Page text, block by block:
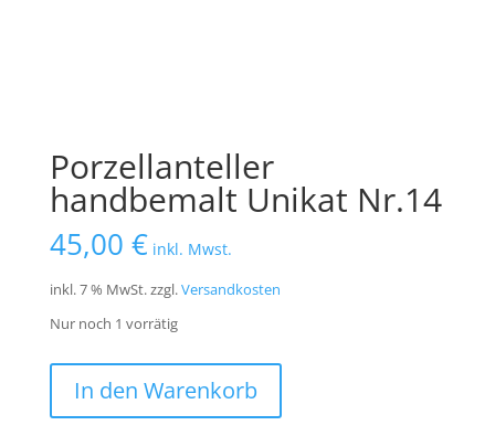
Porzellanteller
handbemalt Unikat Nr.14
45,00 € inkl. Mwst.
inkl. 7 % MwSt.zzgl.Versandkosten
Nur noch 1 vorrätig
handbemalt
Unikat
In den Warenkorb